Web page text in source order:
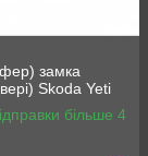
замка
Skoda Yeti
більше 4